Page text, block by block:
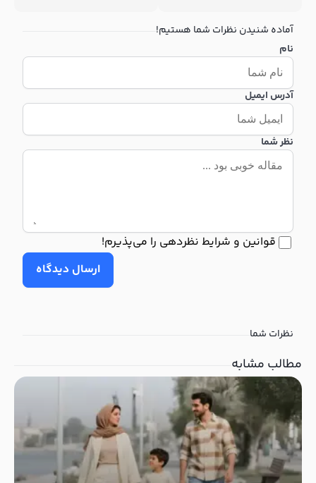
آماده شنیدن نظرات شما هستیم!
نام
آدرس ایمیل
نظر شما
قوانین و شرایط نظردهی را می‌پذیرم!
ارسال دیدگاه
نظرات شما
مطالب مشابه